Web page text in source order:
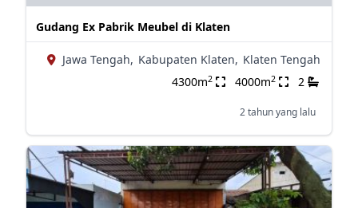
Gudang Ex Pabrik Meubel di Klaten
Jawa Tengah, Kabupaten Klaten, Klaten Tengah
4300m2 4000m2 2
2 tahun yang lalu